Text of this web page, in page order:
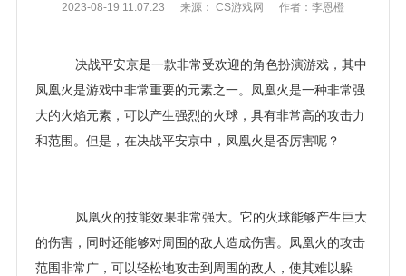
2023-08-19 11:07:23 来源： CS游戏网 作者：李恩橙
决战平安京是一款非常受欢迎的角色扮演游戏，其中
凤凰火是游戏中非常重要的元素之一。凤凰火是一种非常强
大的火焰元素，可以产生强烈的火球，具有非常高的攻击力
和范围。但是，在决战平安京中，凤凰火是否厉害呢？
凤凰火的技能效果非常强大。它的火球能够产生巨大
的伤害，同时还能够对周围的敌人造成伤害。凤凰火的攻击
范围非常广，可以轻松地攻击到周围的敌人，使其难以躲